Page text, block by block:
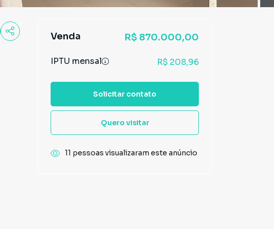
Venda R$ 870.000,00
IPTU mensal R$ 208,96
Solicitar contato
Quero visitar
11 pessoas visualizaram este anúncio